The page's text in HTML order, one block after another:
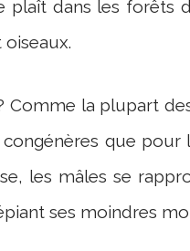
plaît dans les forêts
la plupart
que
les mâles se
ses moindres